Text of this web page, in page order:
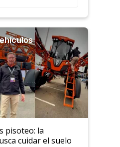
pisoteo: la
cuidar el suelo